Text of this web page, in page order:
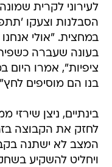
לעירוני לקרית
הסבלנות וצעקו
במחצית. "אולי
בעונה שעברה
ציפיות", אמרו היום
בנו הם מוסיפים
בינתיים, ניצן
לחזק את הקבוצה
המצב לא ישתנה
ויחליט להשקיע